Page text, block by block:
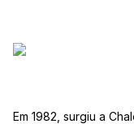
Em 1982, surgiu a